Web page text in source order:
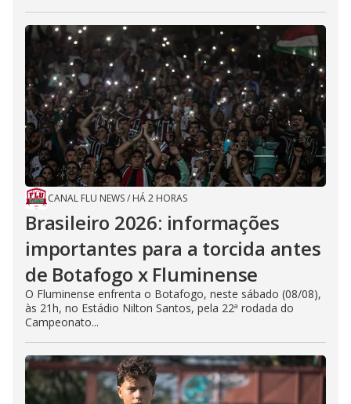
CANAL FLU NEWS/ HÁ 2 HORAS
Brasileiro 2026: informações
importantes para a torcida antes
de Botafogo x Fluminense
O Fluminense enfrenta o Botafogo, neste sábado (08/08),
às 21h, no Estádio Nilton Santos, pela 22ª rodada do
Campeonato...